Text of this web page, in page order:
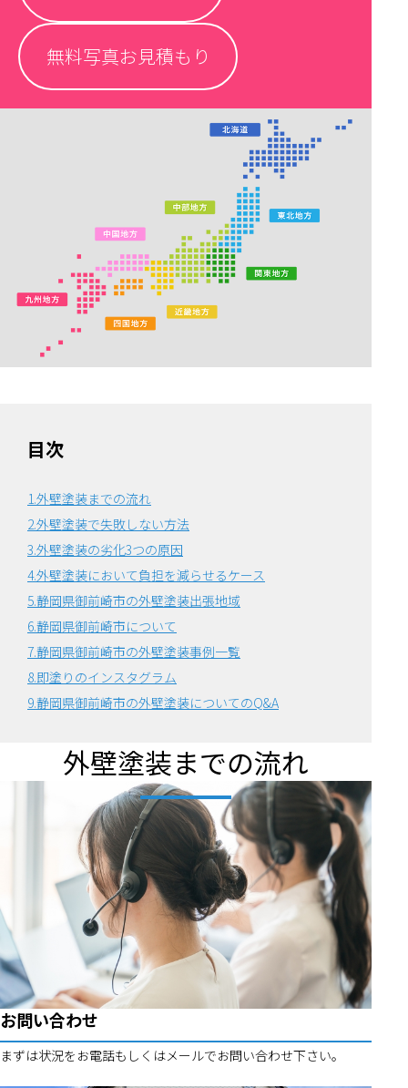
無料写真お見積もり
目次
1.外壁塗装までの流れ
2.外壁塗装で失敗しない方法
3.外壁塗装の劣化3つの原因
4.外壁塗装において負担を減らせるケース
5.静岡県御前崎市の外壁塗装出張地域
6.静岡県御前崎市について
7.静岡県御前崎市の外壁塗装事例一覧
8.即塗りのインスタグラム
9.静岡県御前崎市の外壁塗装についてのQ&A
外壁塗装までの流れ
お問い合わせ
まずは状況をお電話もしくはメールでお問い合わせ下さい。